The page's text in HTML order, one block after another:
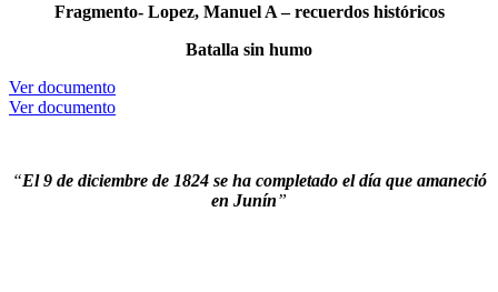
Fragmento- Lopez, Manuel A – recuerdos históricos
Batalla sin humo
Ver documento
Ver documento
“El 9 de diciembre de 1824 se ha completado el día que amaneció
en Junín”